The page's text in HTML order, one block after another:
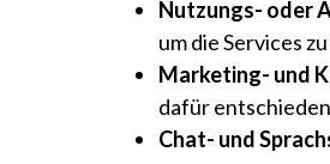
Nutzungs- oder
um die Services
Marketing- und
dafür
Chat- und